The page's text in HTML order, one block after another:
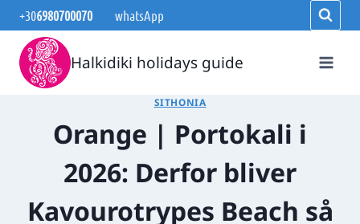
Fortsæt
til
indhold
+306980700070 whatsApp
Halkidiki holidays guide
SITHONIA
Orange | Portokali i
2026: Derfor bliver
Kavourotrypes Beach så